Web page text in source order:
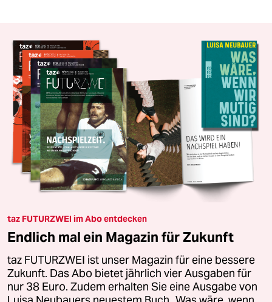
taz FUTURZWEI im Abo entdecken
Endlich mal ein Magazin für Zukunft
taz FUTURZWEI ist unser Magazin für eine bessere
Zukunft. Das Abo bietet jährlich vier Ausgaben für
nur 38 Euro. Zudem erhalten Sie eine Ausgabe von